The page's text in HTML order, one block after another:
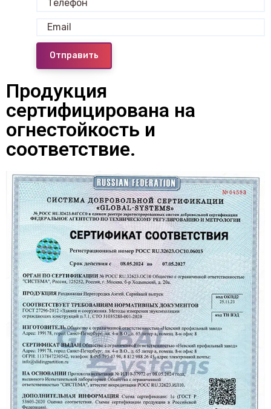
Отправить
Продукция
сертифицирована на
огнестойкость и
соответствие.